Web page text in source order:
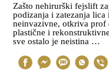
Zašto nehirurški fejslift
podizanja i zatezanja
neinvazivne, otkriva prof
plastične i
sve ostalo je neistina …